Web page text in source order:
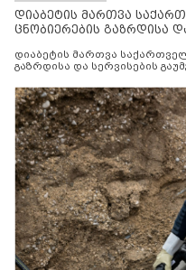
დიაბეტის მართვა
ცნობიერების გაზრდისა
დიაბეტის მართვა
გაზრდისა და სერვისების